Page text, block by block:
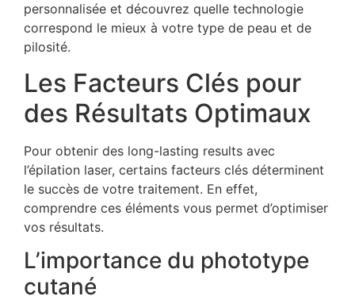
personnalisée et découvrez quelle technologie
correspond le mieux à votre type de peau et de
pilosité.
Les Facteurs Clés pour
des Résultats Optimaux
Pour obtenir des long-lasting results avec
l’épilation laser, certains facteurs clés déterminent
le succès de votre traitement. En effet,
comprendre ces éléments vous permet d’optimiser
vos résultats.
L’importance du phototype
cutané